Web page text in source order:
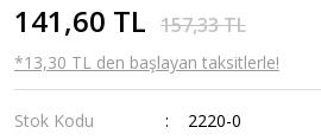
141,60 TL 157,33 TL
*13,30 TL den başlayan taksitlerle!
Stok Kodu
2220-0